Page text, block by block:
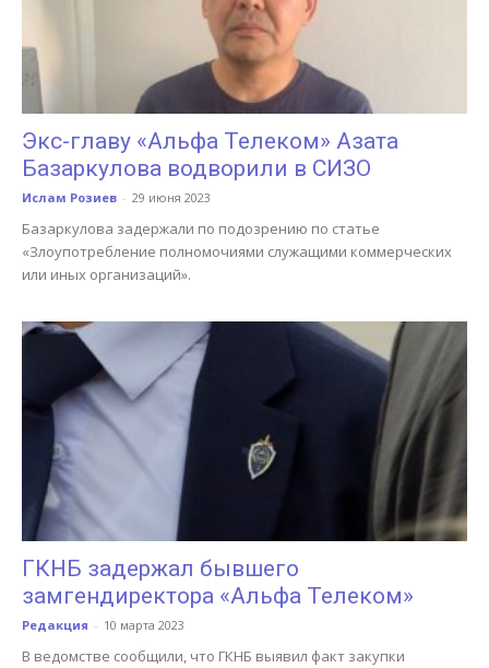
Экс-главу «Альфа Телеком» Азата
Базаркулова водворили в СИЗО
Ислам Розиев - 29 июня 2023
Базаркулова задержали по подозрению по статье
«Злоупотребление полномочиями служащими коммерческих
или иных организаций».
ГКНБ задержал бывшего
замгендиректора «Альфа Телеком»
Редакция - 10 марта 2023
В ведомстве сообщили, что ГКНБ выявил факт закупки